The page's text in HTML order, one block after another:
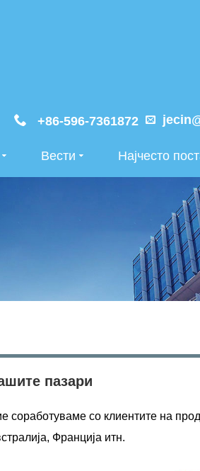
+86-596-7361872
Вести Најчесто
пазари
соработуваме со клиентите на
Франција итн.